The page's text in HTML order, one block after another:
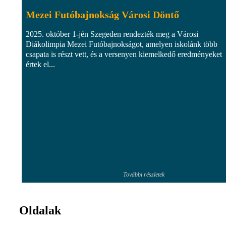
Mezei Futóbajnokság Városi Döntő
2025. október 1-jén Szegeden rendezték meg a Városi
Diákolimpia Mezei Futóbajnokságot, amelyen iskolánk több
csapata is részt vett, és a versenyen kiemelkedő eredményeket
értek el...
További részletek
Oldalak